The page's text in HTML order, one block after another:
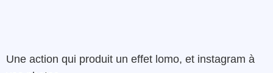
Une action qui produit un effet lomo, et instagram à